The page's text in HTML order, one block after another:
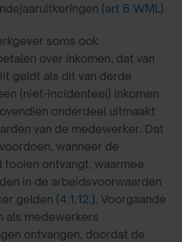
(art 6 WML).
soms ook
over inkomen, dat van
geldt als dit van derde
(niet-incidenteel) inkomen
onderdeel uitmaakt
van de medewerker. Dat
wanneer de
ontvangt, waarmee
in de arbeidsvoorwaarden
gelden (4.1.12.). Voorgaande
als medewerkers
ontvangen, doordat de